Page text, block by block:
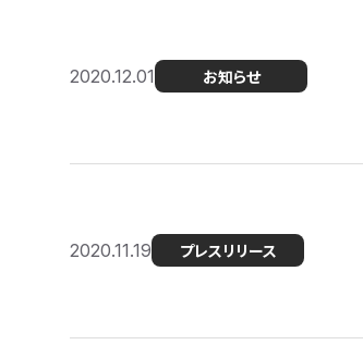
2020.12.01 お知らせ
2020.11.19 プレスリリース